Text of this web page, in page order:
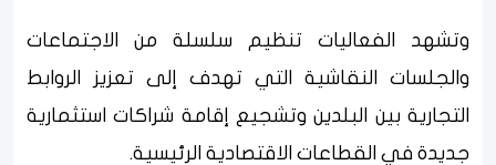
وتشهد الفعاليات تنظيم سلسلة من الاجتماعات
والجلسات النقاشية التي تهدف إلى تعزيز الروابط
التجارية بين البلدين وتشجيع إقامة شراكات استثمارية
جديدة في القطاعات الاقتصادية الرئيسية.